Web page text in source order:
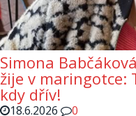
Simona
žije v maringotce:
kdy dřív!
18.6.2026
0